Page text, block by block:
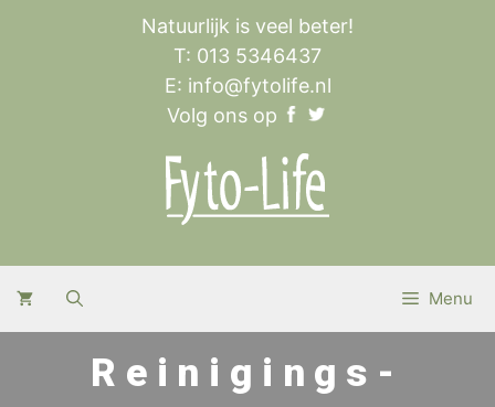
Natuurlijk is veel beter!
T: 013 5346437
E: info@fytolife.nl
Volg ons op
Menu
Reinigings-